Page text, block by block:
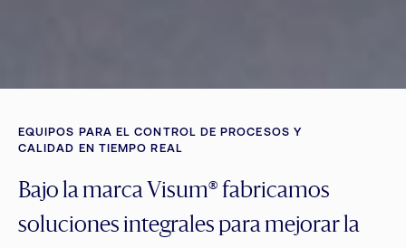
EQUIPOS PARA EL CONTROL DE PROCESOS Y
CALIDAD EN TIEMPO REAL
Bajo la marca Visum® fabricamos
soluciones integrales para mejorar la